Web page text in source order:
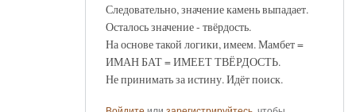
Следовательно, значение камень выпадает.
Осталось значение - твёрдость.
На основе такой логики, имеем. Мамбет =
ИМАН БАТ = ИМЕЕТ ТВЁРДОСТЬ.
Не принимать за истину. Идёт поиск.